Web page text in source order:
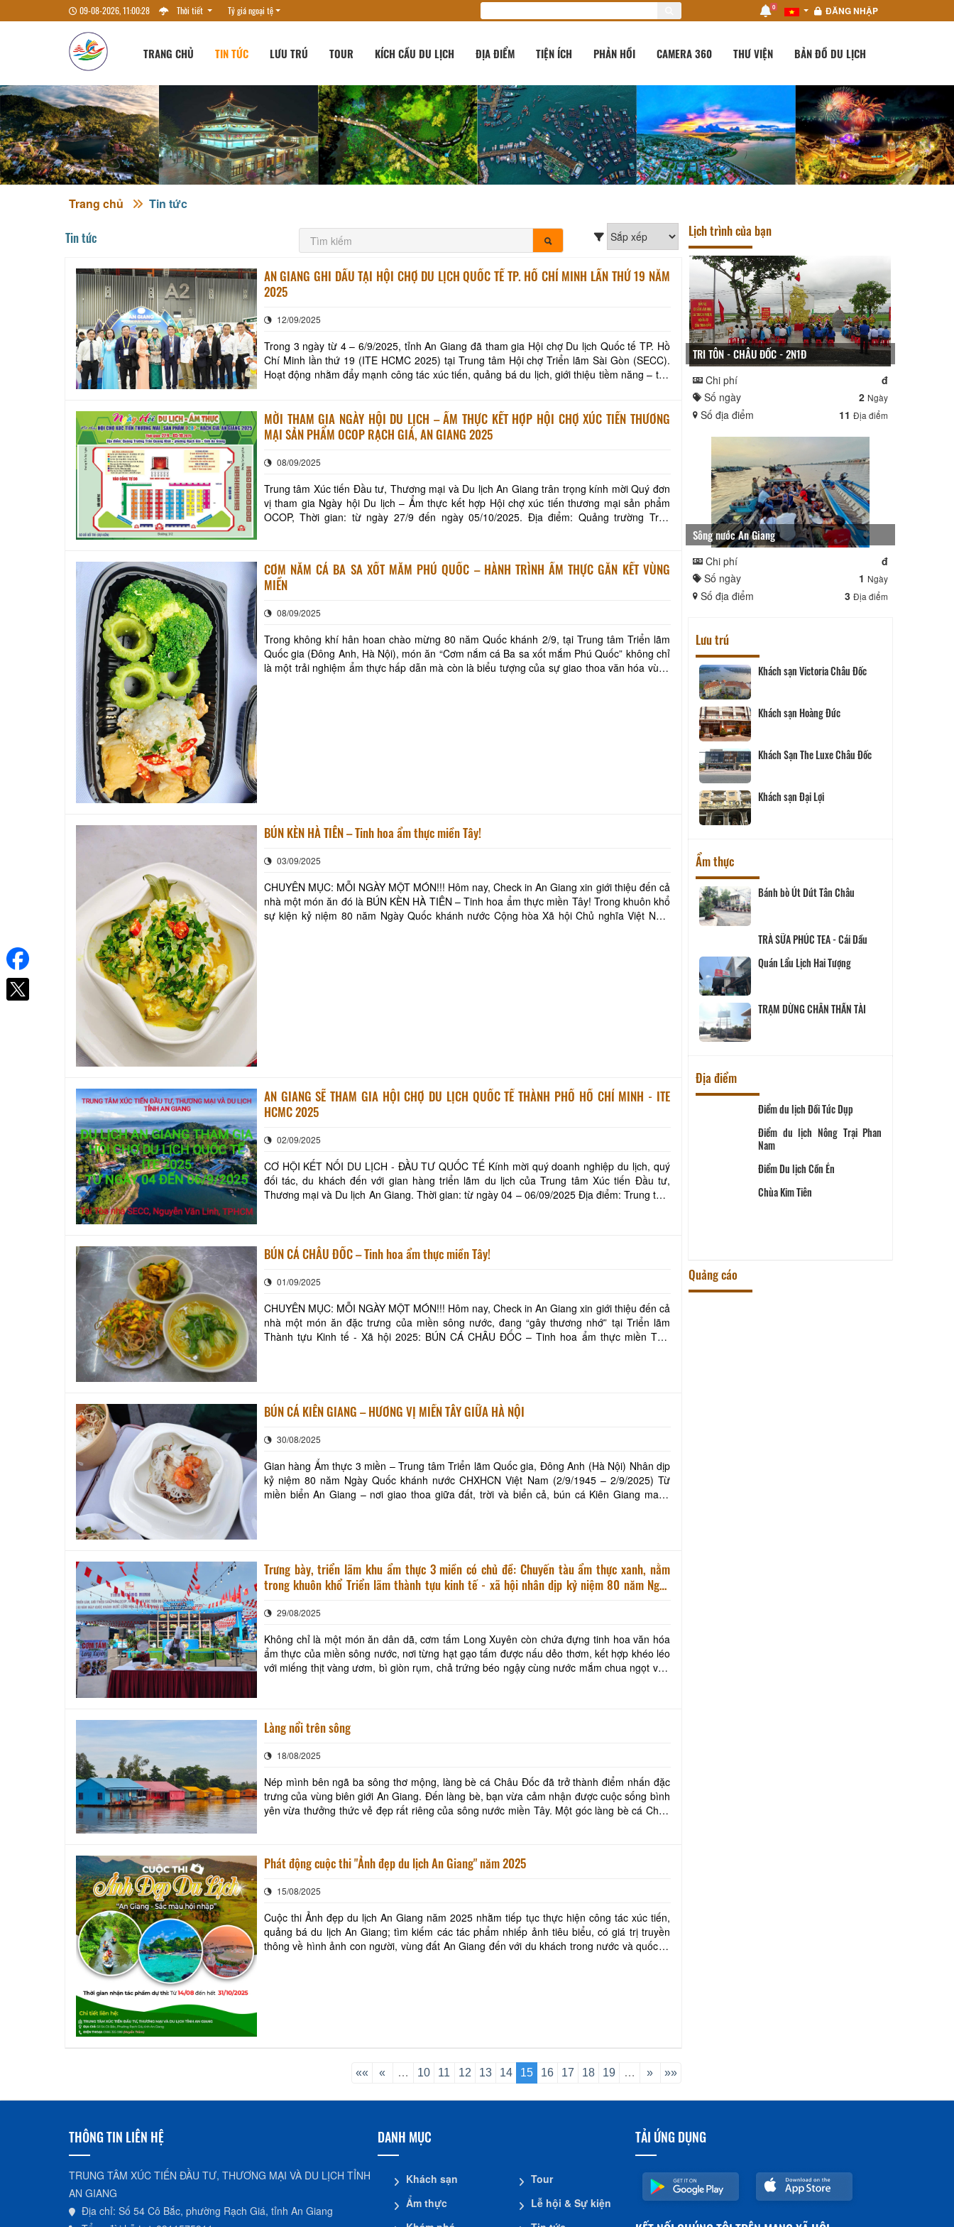
09-08-2026, 11:00:30 Thời tiết Tỷ giá ngoại tệ 0 ĐĂNG NHẬP
TRANG CHỦ TIN TỨC LƯU TRÚ TOUR KÍCH CẦU DU LỊCH ĐỊA ĐIỂM TIỆN ÍCH PHẢN HỒI CAMERA 360 THƯ VIỆN BẢN ĐỒ DU LỊCH
Trang chủ Tin tức
Tin tức
AN GIANG GHI DẤU TẠI HỘI CHỢ DU LỊCH QUỐC TẾ TP. HỒ CHÍ MINH LẦN THỨ 19 NĂM
2025
12/09/2025
Trong 3 ngày từ 4 – 6/9/2025, tỉnh An Giang đã tham gia Hội chợ Du lịch Quốc tế TP. Hồ
Chí Minh lần thứ 19 (ITE HCMC 2025) tại Trung tâm Hội chợ Triển lãm Sài Gòn (SECC).
Hoạt động nhằm đẩy mạnh công tác xúc tiến, quảng bá du lịch, giới thiệu tiềm năng – thế
MỜI THAM GIA NGÀY HỘI DU LỊCH – ẨM THỰC KẾT HỢP HỘI CHỢ XÚC TIẾN THƯƠNG
MẠI SẢN PHẨM OCOP RẠCH GIÁ, AN GIANG 2025
08/09/2025
Trung tâm Xúc tiến Đầu tư, Thương mại và Du lịch An Giang trân trọng kính mời Quý đơn
vị tham gia Ngày hội Du lịch – Ẩm thực kết hợp Hội chợ xúc tiến thương mại sản phẩm
OCOP, Thời gian: từ ngày 27/9 đến ngày 05/10/2025. Địa điểm: Quảng trường Trần
CƠM NẮM CÁ BA SA XỐT MẮM PHÚ QUỐC – HÀNH TRÌNH ẨM THỰC GẮN KẾT VÙNG
MIỀN
08/09/2025
Trong không khí hân hoan chào mừng 80 năm Quốc khánh 2/9, tại Trung tâm Triển lãm
Quốc gia (Đông Anh, Hà Nội), món ăn “Cơm nắm cá Ba sa xốt mắm Phú Quốc” không chỉ
là một trải nghiệm ẩm thực hấp dẫn mà còn là biểu tượng của sự giao thoa văn hóa vùng
BÚN KÈN HÀ TIÊN – Tinh hoa ẩm thực miền Tây!
03/09/2025
CHUYÊN MỤC: MỖI NGÀY MỘT MÓN!!! Hôm nay, Check in An Giang xin giới thiệu đến cả
nhà một món ăn đó là BÚN KÈN HÀ TIÊN – Tinh hoa ẩm thực miền Tây! Trong khuôn khổ
sự kiện kỷ niệm 80 năm Ngày Quốc khánh nước Cộng hòa Xã hội Chủ nghĩa Việt Nam
AN GIANG SẼ THAM GIA HỘI CHỢ DU LỊCH QUỐC TẾ THÀNH PHỐ HỒ CHÍ MINH - ITE
HCMC 2025
02/09/2025
CƠ HỘI KẾT NỐI DU LỊCH - ĐẦU TƯ QUỐC TẾ Kính mời quý doanh nghiệp du lịch, quý
đối tác, du khách đến với gian hàng triển lãm du lịch của Trung tâm Xúc tiến Đầu tư,
Thương mại và Du lịch An Giang. Thời gian: từ ngày 04 – 06/09/2025 Địa điểm: Trung tâm
BÚN CÁ CHÂU ĐỐC – Tinh hoa ẩm thực miền Tây!
01/09/2025
CHUYÊN MỤC: MỖI NGÀY MỘT MÓN!!! Hôm nay, Check in An Giang xin giới thiệu đến cả
nhà một món ăn đặc trưng của miền sông nước, đang “gây thương nhớ” tại Triển lãm
Thành tựu Kinh tế - Xã hội 2025: BÚN CÁ CHÂU ĐỐC – Tinh hoa ẩm thực miền Tây!
BÚN CÁ KIÊN GIANG – HƯƠNG VỊ MIỀN TÂY GIỮA HÀ NỘI
30/08/2025
Gian hàng Ẩm thực 3 miền – Trung tâm Triển lãm Quốc gia, Đông Anh (Hà Nội) Nhân dịp
kỷ niệm 80 năm Ngày Quốc khánh nước CHXHCN Việt Nam (2/9/1945 – 2/9/2025) Từ
miền biển An Giang – nơi giao thoa giữa đất, trời và biển cả, bún cá Kiên Giang mang
Trưng bày, triển lãm khu ẩm thực 3 miền có chủ đề: Chuyến tàu ẩm thực xanh, nằm
trong khuôn khổ Triển lãm thành tựu kinh tế - xã hội nhân dịp kỷ niệm 80 năm Ngày
ăn đặc trưng đầy bản sắc – Cơm tấm Long Xuyên.
29/08/2025
Không chỉ là một món ăn dân dã, cơm tấm Long Xuyên còn chứa đựng tinh hoa văn hóa
ẩm thực của miền sông nước, nơi từng hạt gạo tấm được nấu dẻo thơm, kết hợp khéo léo
với miếng thịt vàng ươm, bì giòn rụm, chả trứng béo ngậy cùng nước mắm chua ngọt vừa
Làng nổi trên sông
18/08/2025
Nép mình bên ngã ba sông thơ mộng, làng bè cá Châu Đốc đã trở thành điểm nhấn đặc
trưng của vùng biên giới An Giang. Đến làng bè, bạn vừa cảm nhận được cuộc sống bình
yên vừa thưởng thức vẻ đẹp rất riêng của sông nước miền Tây. Một góc làng bè cá Châu
Phát động cuộc thi "Ảnh đẹp du lịch An Giang" năm 2025
15/08/2025
Cuộc thi Ảnh đẹp du lịch An Giang năm 2025 nhằm tiếp tục thực hiện công tác xúc tiến,
quảng bá du lịch An Giang; tìm kiếm các tác phẩm nhiếp ảnh tiêu biểu, có giá trị truyền
thông về hình ảnh con người, vùng đất An Giang đến với du khách trong nước và quốc tế
«« « … 10 11 12 13 14 15 16 17 18 19 … » »»
Lịch trình của bạn
TRI TÔN - CHÂU ĐỐC - 2N1Đ
Chi phí
đ
Số ngày
2 Ngày
Số địa điểm 11 Địa điểm
Sông nước An Giang
Chi phí
đ
Số ngày
1 Ngày
Số địa điểm 3 Địa điểm
Lưu trú
Khách sạn Trường Phát Khách sạn Victoria Châu Đốc
Khách sạn Hoàng Đức
Khách Sạn The Luxe Châu Đốc
Khách sạn Đại Lợi
Ẩm thực
Quán Cơm Quế Phát Bánh bò Út Dứt Tân Châu
TRÀ SỮA PHÚC TEA - Cái Dầu
Khu Du Lịch Cáp treo Núi Cấm
Điểm du lịch Đồi Tức Dụp
Điểm du lịch Nông Trại Phan
Nam
Chùa Kim Tiên
THÔNG TIN LIÊN HỆ
TRUNG TÂM XÚC TIẾN ĐẦU TƯ, THƯƠNG MẠI VÀ DU LỊCH TỈNH
AN GIANG
Địa chỉ: Số 54 Cô Bắc, phường Rạch Giá, tỉnh An Giang
DANH MỤC
Khách sạn
Ẩm thực
Tour
Lễ hội & Sự kiện
TẢI ỨNG DỤNG